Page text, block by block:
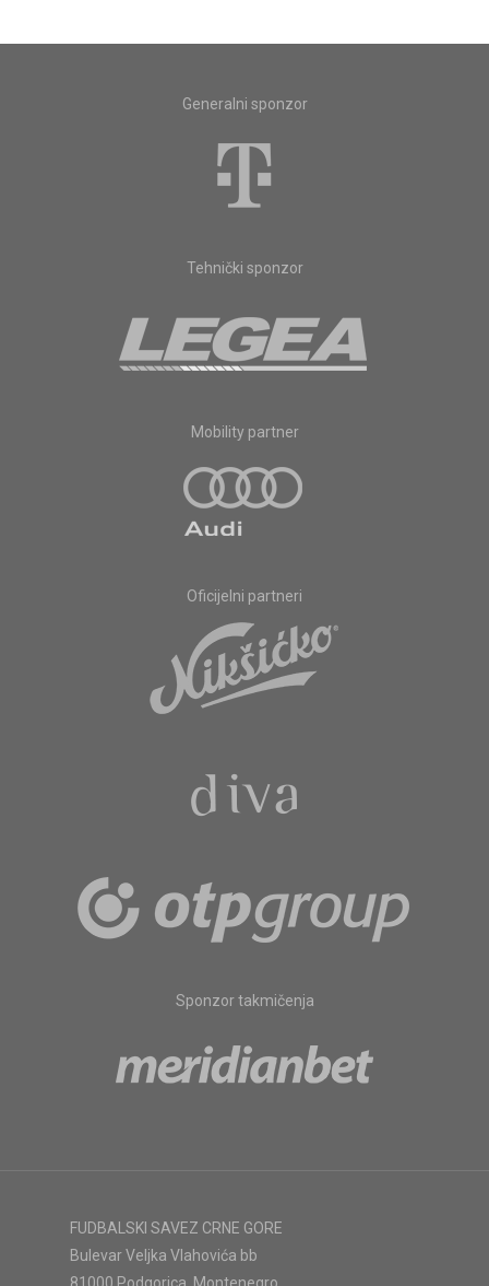
Generalni sponzor
Tehnički sponzor
Mobility partner
Oficijelni partneri
Sponzor takmičenja
FUDBALSKI SAVEZ CRNE GORE
Bulevar Veljka Vlahovića bb